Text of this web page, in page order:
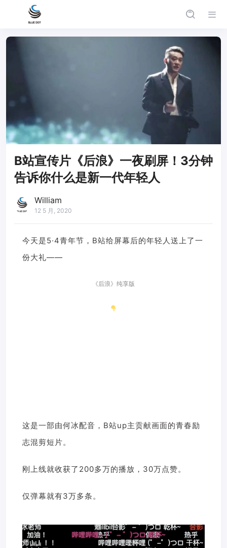
B站宣传片《后浪》一夜刷屏！3分钟
告诉你什么是新一代年轻人
William
12 5 月, 2020
今天是5·4青年节，B站给屏幕后的年轻人送上了一
份大礼——
《后浪》 纯享版
这是一部由何冰配音，B站up主贡献画面的青春励
志混剪短片。
刚上线就收获了200多万的播放，30万点赞。
仅弹幕就有3万多条。